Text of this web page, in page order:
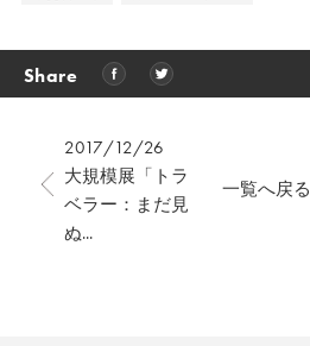
Share
2017/12/26
大規模展「トラ
ベラー：まだ見
ぬ...
一覧へ戻る